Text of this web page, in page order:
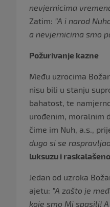
nevjernicima
Zatim: ”A i narod
a nevjernicima smo
Požurivanje kazne
Među uzrocima
nisu bili u stanju
bahatost, te
urođenim, moralnim
čime im Nuh, a.s.,
dugo si se
luksuzu i
Jedan od uzroka
ajetu: ”A zašto je
koje smo Mi spasili!